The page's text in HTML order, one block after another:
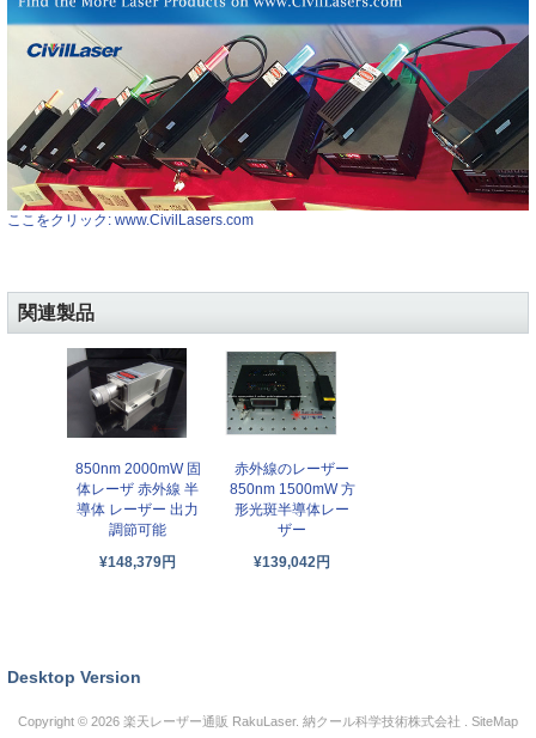
ここをクリック: www.CivilLasers.com
関連製品
850nm 2000mW 固
体レーザ 赤外線 半
導体 レーザー 出力
調節可能
¥148,379円
赤外線のレーザー
850nm 1500mW 方
形光斑半導体レー
ザー
¥139,042円
Desktop Version
Copyright © 2026 楽天レーザー通販 RakuLaser. 納クール科学技術株式会社 . SiteMap